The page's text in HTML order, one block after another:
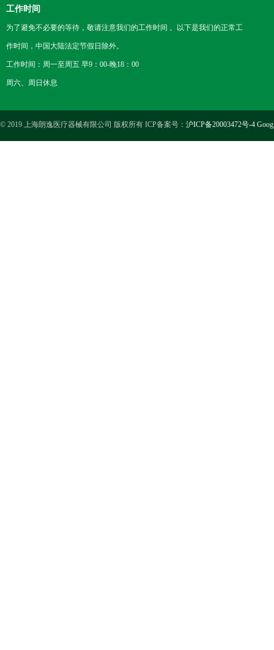
工作时间
为了避免不必要的等待，敬请注意我们的工作时间 。以下是我们的正常工
作时间，中国大陆法定节假日除外。
工作时间：周一至周五 早9：00-晚18：00
周六、周日休息
© 2019 上海朗逸医疗器械有限公司 版权所有 ICP备案号： 沪ICP备20003472号-4